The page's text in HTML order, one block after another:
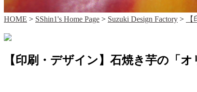
HOME > SShin1's Home Page > Suzuki Design Factory >
【印刷・デザイン】石焼き芋の「オ